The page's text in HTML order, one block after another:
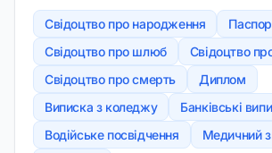
Свідоцтво про народження
Свідоцтво про шлюб
Свідоцтво
Свідоцтво про смерть
Диплом
Виписка з коледжу
Банківські
Водійське посвідчення
Медичний